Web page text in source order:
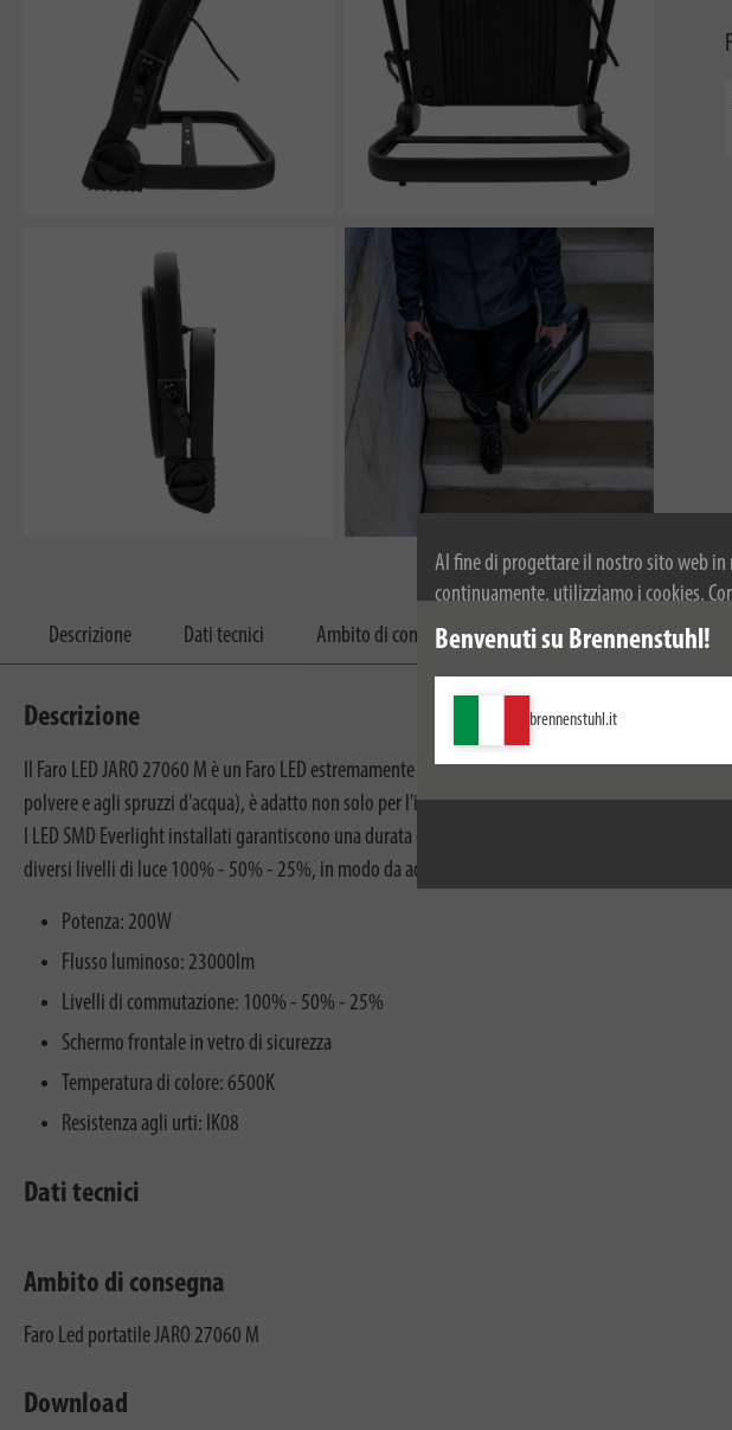
Al fine di progettare il nostro sito web
continuamente, utilizziamo i cookies.
dei cookie. Per ulteriori informazioni sui
privacy.
Benvenuti su Brennenstuhl!
brennenstuhl.it
Descrizione Dati tecnici Ambito di consegna Download
Descrizione
Il Faro LED JARO 27060 M è un Faro LED estremamente efficiente dal punto di vista energetico
polvere e agli spruzzi d'acqua), è adatto non solo per l'illuminazione di interni, ma anche per
I LED SMD Everlight installati garantiscono una durata eccezionalmente lunga e la loro
diversi livelli di luce 100% - 50% - 25%, in modo da adattare l'intensità luminosa alle esigenze
Potenza: 200W
Flusso luminoso: 23000lm
Livelli di commutazione: 100% - 50% - 25%
Schermo frontale in vetro di sicurezza
Temperatura di colore: 6500K
Resistenza agli urti: IK08
Dati tecnici
Ambito di consegna
Faro Led portatile JARO 27060 M
Download